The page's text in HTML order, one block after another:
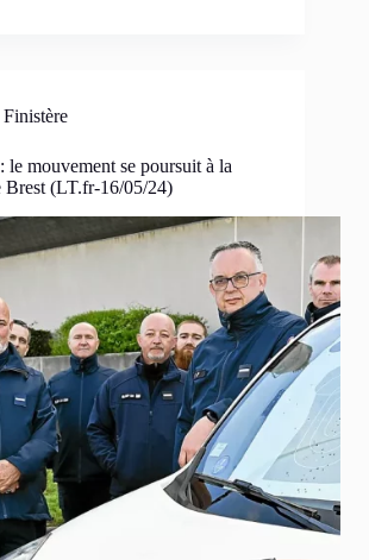
Finistère
le mouvement se poursuit à la
Brest (LT.fr-16/05/24)